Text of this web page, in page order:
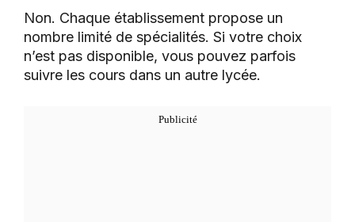
Non. Chaque établissement propose un
nombre limité de spécialités. Si votre choix
n’est pas disponible, vous pouvez parfois
suivre les cours dans un autre lycée.